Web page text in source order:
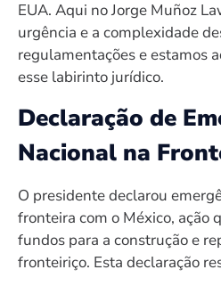
EUA. Aqui no Jorge Muñoz
urgência e a complexidade
regulamentações e estamos
esse labirinto jurídico.
Declaração de
Nacional na
O presidente declarou
fronteira com o México, ação
fundos para a construção e
fronteiriço. Esta declaração